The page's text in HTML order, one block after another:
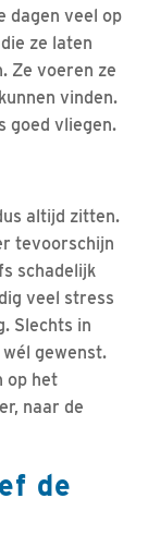
dagen veel op
ze laten
Ze voeren ze
vinden.
goed vliegen.
altijd zitten.
tevoorschijn
schadelijk
veel stress
Slechts in
gewenst.
op het
naar de
de